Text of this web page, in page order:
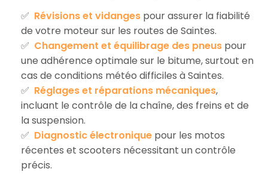
Révisions et vidanges pour assurer la fiabilité
de votre moteur sur les routes de Saintes.
Changement et équilibrage des pneus pour
une adhérence optimale sur le bitume, surtout en
cas de conditions météo difficiles à Saintes.
Réglages et réparations mécaniques,
incluant le contrôle de la chaîne, des freins et de
la suspension.
Diagnostic électronique pour les motos
récentes et scooters nécessitant un contrôle
précis.